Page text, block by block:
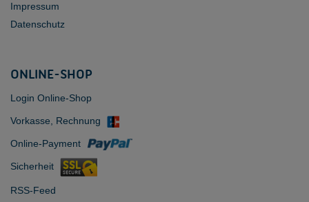
Impressum
Datenschutz
ONLINE-SHOP
Login Online-Shop
Vorkasse, Rechnung
Online-Payment
Sicherheit
RSS-Feed